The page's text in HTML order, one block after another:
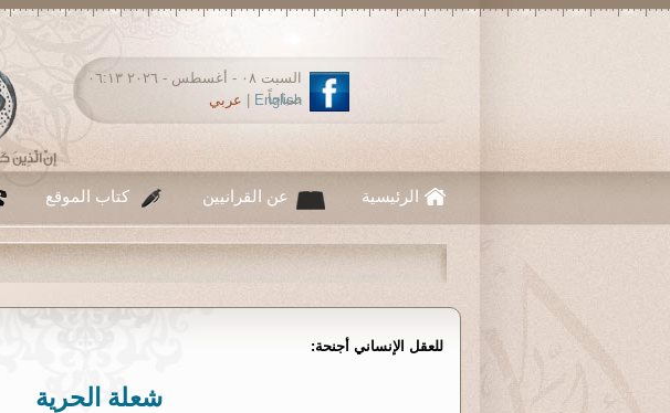
السبت ٠٨ - أغسطس - ٢٠٢٦ ٠٦:١٣
صباحاً
English عربي
الرئيسية عن القرانيين كتاب الموقع
للعقل الإنساني أجنحة:
شعلة الحرية